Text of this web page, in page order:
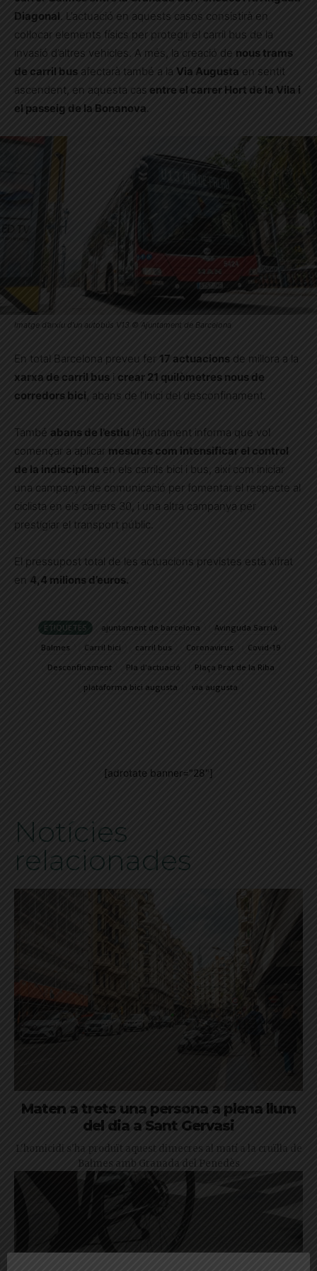
Diagonal. L’actuació en aquests casos consistirà en
col·locar elements físics per protegir el carril bus de la
invasió d’altres vehicles. A més, la creació de nous trams
de carril bus afectarà també a la Via Augusta en sentit
ascendent, en aquesta cas entre el carrer Hort de la Vila i
el passeig de la Bonanova.
Imatge d’arxiu d’un autobús V13 © Ajuntament de Barcelona
En total Barcelona preveu fer 17 actuacions de millora a la
xarxa de carril bus
crear 21 quilòmetres nous de
corredors bici , abans de l’inici del desconfinament.
També abans de l’estiu l’Ajuntament informa que vol
començar a aplicar mesures com intensificar el control
de la indisciplina en els carrils bici i bus, així com iniciar
una campanya de comunicació per fomentar el respecte al
ciclista en els carrers 30, i una altra campanya per
prestigiar el transport públic.
El pressupost total de les actuacions previstes està xifrat
en 4,4 milions d’euros.
ETIQUETES ajuntament de barcelona
Avinguda Sarrià
Balmes
Carril bici carril bus Coronavirus
Covid-19
Desconfinament
Pla d'actuació
Plaça Prat de la Riba
plataforma bici augusta
via augusta
[adrotate banner="28"]
Notícies
relacionades
Maten a trets una persona a plena llum
del dia a Sant Gervasi
L'homicidi s'ha produït aquest dimecres al matí a la cruïlla de
Balmes amb Granada del Penedès